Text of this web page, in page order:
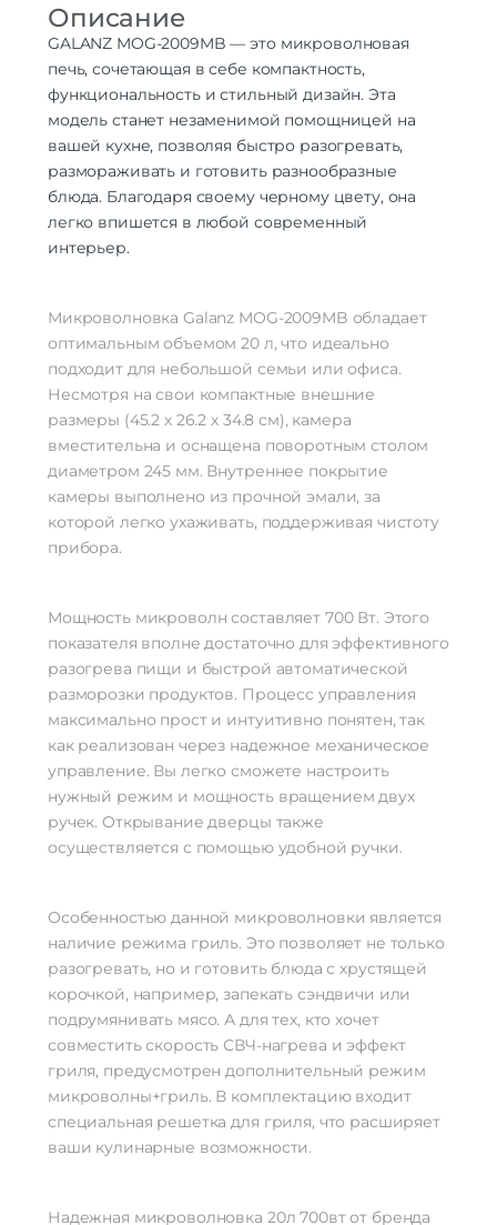
Описание
GALANZ MOG-2009MB — это микроволновая
печь, сочетающая в себе компактность,
функциональность и стильный дизайн. Эта
модель станет незаменимой помощницей на
вашей кухне, позволяя быстро разогревать,
размораживать и готовить разнообразные
блюда. Благодаря своему черному цвету, она
легко впишется в любой современный
интерьер.
Микроволновка Galanz MOG-2009MB обладает
оптимальным объемом 20 л, что идеально
подходит для небольшой семьи или офиса.
Несмотря на свои компактные внешние
размеры (45.2 х 26.2 х 34.8 см), камера
вместительна и оснащена поворотным столом
диаметром 245 мм. Внутреннее покрытие
камеры выполнено из прочной эмали, за
которой легко ухаживать, поддерживая чистоту
прибора.
Мощность микроволн составляет 700 Вт. Этого
показателя вполне достаточно для эффективного
разогрева пищи и быстрой автоматической
разморозки продуктов. Процесс управления
максимально прост и интуитивно понятен, так
как реализован через надежное механическое
управление. Вы легко сможете настроить
нужный режим и мощность вращением двух
ручек. Открывание дверцы также
осуществляется с помощью удобной ручки.
Особенностью данной микроволновки является
наличие режима гриль. Это позволяет не только
разогревать, но и готовить блюда с хрустящей
корочкой, например, запекать сэндвичи или
подрумянивать мясо. А для тех, кто хочет
совместить скорость СВЧ-нагрева и эффект
гриля, предусмотрен дополнительный режим
микроволны+гриль. В комплектацию входит
специальная решетка для гриля, что расширяет
ваши кулинарные возможности.
Надежная микроволновка 20л 700вт от бренда